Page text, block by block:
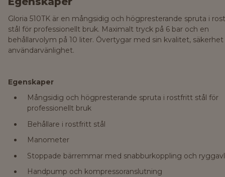
Gloria 510TK är en mångsidig och högpresterande spruta i
stål för professionellt bruk. Maximalt tryck på 6 bar och en
behållarvolym på 10 liter. Övertygar med sin kvalitet,
användarvänlighet.
Egenskaper
Mångsidig och högpresterande spruta i rostfritt stål för
professionellt bruk
Behållare i rostfritt stål
Manometer
Stoppade bärremmar med snabburkoppling och
Handpump och kompressoranslutning